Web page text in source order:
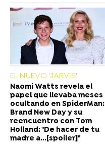
EL NUEVO 'JARVIS'
Naomi Watts revela el
papel que llevaba meses
ocultando en SpiderMan:
Brand New Day y su
reencuentro con Tom
Holland: "De hacer de tu
madre a...[spoiler]"